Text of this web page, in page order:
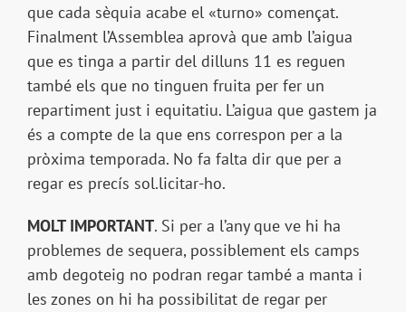
que cada sèquia acabe el «turno» començat.
Finalment l’Assemblea aprovà que amb l’aigua
que es tinga a partir del dilluns 11 es reguen
també els que no tinguen fruita per fer un
repartiment just i equitatiu. L’aigua que gastem ja
és a compte de la que ens correspon per a la
pròxima temporada. No fa falta dir que per a
regar es precís sol.licitar-ho.
MOLT IMPORTANT. Si per a l’any que ve hi ha
problemes de sequera, possiblement els camps
amb degoteig no podran regar també a manta i
les zones on hi ha possibilitat de regar per